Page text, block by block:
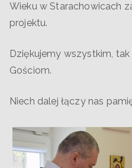
Wieku w Starachowicach
projektu.
Dziękujemy wszystkim,
Gościom.
Niech dalej łączy nas